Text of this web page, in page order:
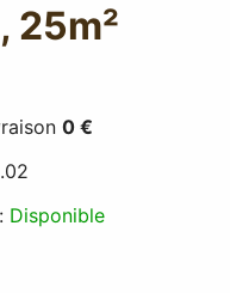
25m²
0 €
Disponible